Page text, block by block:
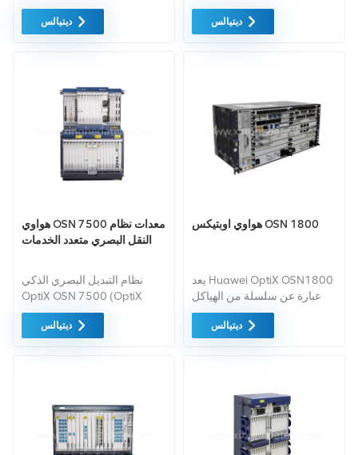
الميزات تقنية MSTP ومتوافق
مع شبكات SDH وMSTP
ديتيالس
الهجينة التطبيقات وتطبيقات
الحزم النقية لتحقيق أفضل
ديتيالس
هواوي OSN 7500 معدات نظام
النقل البصري متعدد الخدمات
نظام التبديل البصري الذكي
OptiX OSN 7500 (OptiX
OSN 7500 للاختصار) هو الجيل
التالي من معدات التبديل
التي طورتها هواوي على أساس
ديتيالس
هواوي اوبتيكس OSN 1800
يعد Huawei OptiX OSN1800
عبارة عن سلسلة من الهياكل
الصندوقية متعددة الخدمات
معدات نقل شبكة النقل الضوئية
ديتيالس